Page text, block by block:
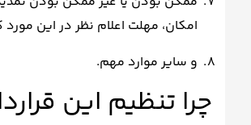
امکان، مهلت اعلام نظر در این
و سایر موارد مهم.
چرا تنظیم این